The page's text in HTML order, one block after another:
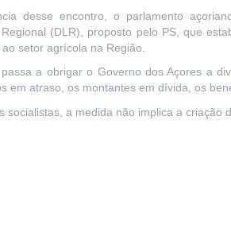
desse encontro, o parlamento
(DLR), proposto pelo PS, que
setor agrícola na Região.
a obrigar o Governo dos Açores a
em atraso, os montantes em dívida, os
socialistas, a medida não implica a criação